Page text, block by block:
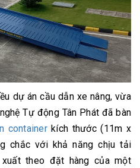
dự án cầu dẫn xe nâng, vừa
Tự động Tân Phát đã bàn
containerkích thước (11m x
chắc với khả năng chịu tải
theo đặt hàng của một